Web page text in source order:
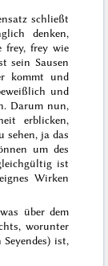
schließt
denken,
frey, frey wie
sein Sausen
kommt und
und
Darum nun,
erblicken,
sehen, ja das
um des
ist
Wirken
über dem
worunter
ist,